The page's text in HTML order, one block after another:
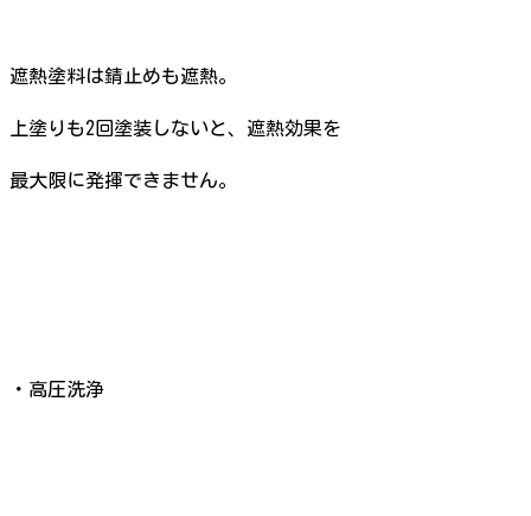
遮熱塗料は錆止めも遮熱。
上塗りも2回塗装しないと、遮熱効果を
最大限に発揮できません。
・高圧洗浄